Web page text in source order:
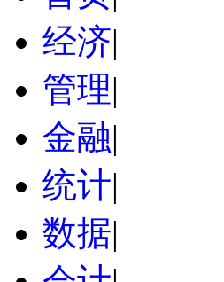
经济|
管理|
金融|
统计|
数据|